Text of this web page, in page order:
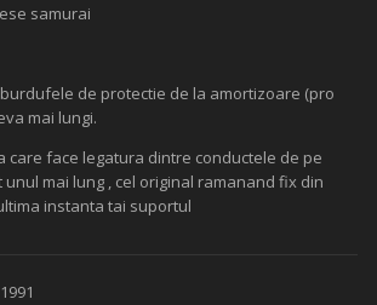
samurai
de protectie de la amortizoare (pro
mai lungi.
care face legatura dintre conductele de pe
unul mai lung , cel original ramanand fix din
instanta tai suportul